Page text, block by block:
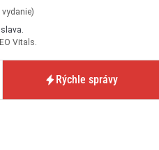
vydanie)
Vitals.
Rýchle správy